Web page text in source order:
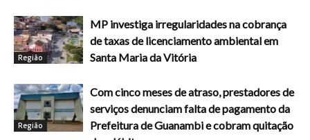
Região
MP investiga irregularidades na cobrança
de taxas de licenciamento ambiental em
Santa Maria da Vitória
Região
Com cinco meses de atraso, prestadores de
serviços denunciam falta de pagamento da
Prefeitura de Guanambi e cobram quitação